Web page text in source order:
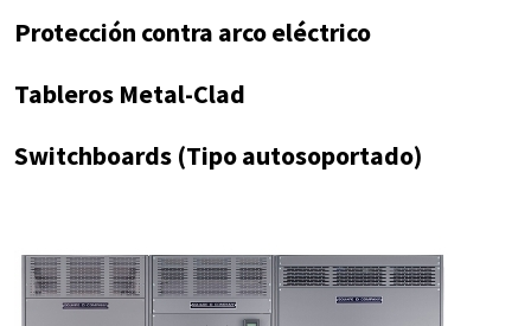
Protección contra arco eléctrico
Tableros Metal-Clad
Switchboards (Tipo autosoportado)